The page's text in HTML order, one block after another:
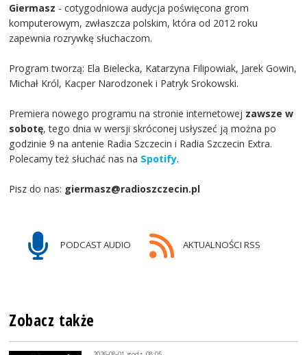
Giermasz - cotygodniowa audycja poświęcona grom
komputerowym, zwłaszcza polskim, która od 2012 roku
zapewnia rozrywkę słuchaczom.
Program tworzą: Ela Bielecka, Katarzyna Filipowiak, Jarek Gowin,
Michał Król, Kacper Narodzonek i Patryk Srokowski.
Premiera nowego programu na stronie internetowej zawsze w
sobotę, tego dnia w wersji skróconej usłyszeć ją można po
godzinie 9 na antenie Radia Szczecin i Radia Szczecin Extra.
Polecamy też słuchać nas na Spotify.
Pisz do nas: giermasz@radioszczecin.pl
PODCAST AUDIO AKTUALNOŚCI RSS
Zobacz także